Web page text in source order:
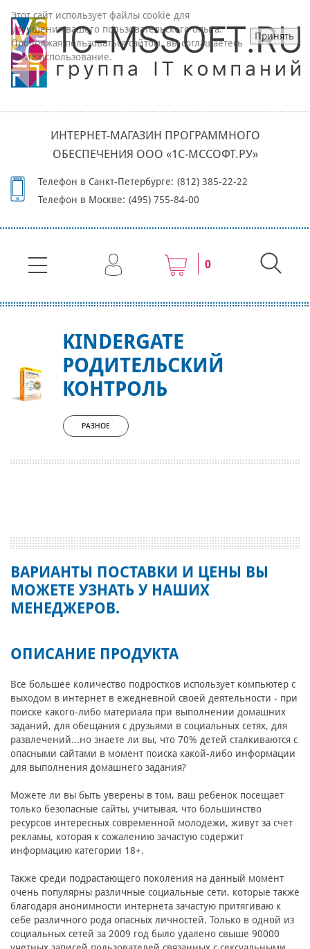
ИНТЕРНЕТ-МАГАЗИН ПРОГРАММНОГО
ОБЕСПЕЧЕНИЯ ООО «1С-МССОФТ.РУ»
Телефон в Санкт-Петербурге: (812) 385-22-22
Телефон в Москве: (495) 755-84-00
0
KINDERGATE
РОДИТЕЛЬСКИЙ
КОНТРОЛЬ
РАЗНОЕ
ВАРИАНТЫ ПОСТАВКИ И ЦЕНЫ ВЫ
МОЖЕТЕ УЗНАТЬ У НАШИХ
МЕНЕДЖЕРОВ.
ОПИСАНИЕ ПРОДУКТА
Все большее количество подростков использует компьютер с
выходом в интернет в ежедневной своей деятельности - при
поиске какого-либо материала при выполнении домашних
заданий, для обещания с друзьями в социальных сетях, для
развлечений...но знаете ли вы, что 70% детей сталкиваются с
опасными сайтами в момент поиска какой-либо информации
для выполнения домашнего задания?
Можете ли вы быть уверены в том, ваш ребенок посещает
только безопасные сайты, учитывая, что большинство
ресурсов интересных современной молодежи, живут за счет
рекламы, которая к сожалению зачастую содержит
информацию категории 18+.
Также среди подрастающего поколения на данный момент
очень популярны различные социальные сети, которые также
благодаря анонимности интернета зачастую притягиваю к
себе различного рода опасных личностей. Только в одной из
социальных сетей за 2009 год было удалено свыше 90000
Этот сайт использует файлы cookie для
улучшения вашего пользовательского опыта.
Продолжая пользоваться сайтом, вы соглашаетесь
на их использование.
Принять